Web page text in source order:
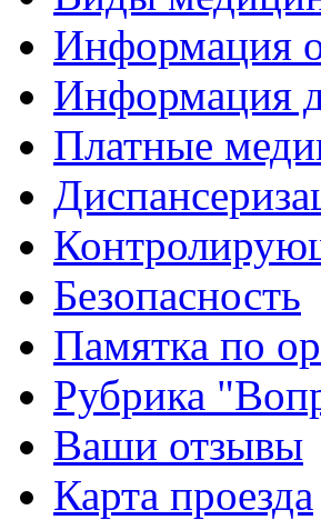
Информация
Информация
Платные
Безопасность
Памятка по
Рубрика
Ваши отзывы
Карта проезда